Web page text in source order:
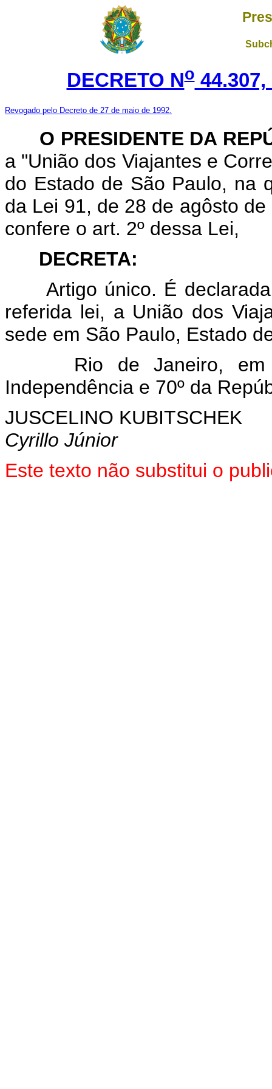
DECRETO No44.307,
Revogado pelo Decreto de 27 de maio de 1992.
O PRESIDENTE DA
a "União dos Viajantes e
do Estado de São Paulo, na
da Lei 91, de 28 de agôsto
confere o art. 2º dessa Lei,
DECRETA:
Artigo único. É
referida lei, a União dos
sede em São Paulo, Estado
Rio de Janeiro,
Independência e 70º da
JUSCELINO KUBITSCHEK
Cyrillo Júnior
Este texto não substitui o